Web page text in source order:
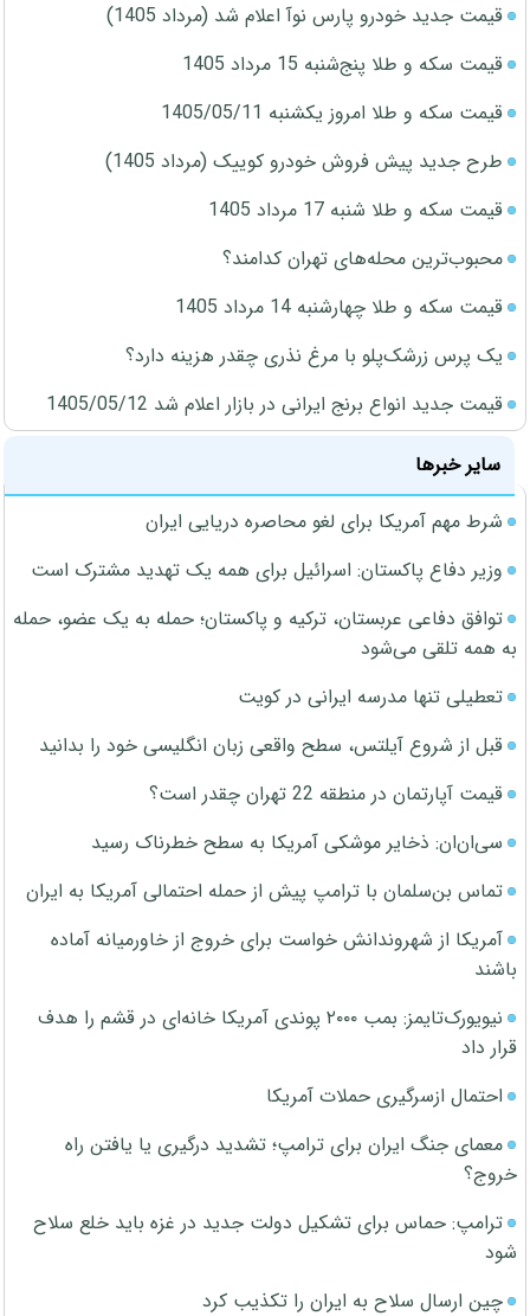
قیمت جدید خودرو پارس نوآ اعلام شد (مرداد 1405)
قیمت سکه و طلا پنج‌شنبه 15 مرداد 1405
قیمت سکه و طلا امروز یکشنبه 1405/05/11
طرح جدید پیش فروش خودرو کوییک (مرداد 1405)
قیمت سکه و طلا شنبه 17 مرداد 1405
محبوب‌ترین محله‌های تهران کدامند؟
قیمت سکه و طلا چهارشنبه 14 مرداد 1405
یک پرس زرشک‌پلو با مرغ نذری چقدر هزینه دارد؟
قیمت جدید انواع برنج ایرانی در بازار اعلام شد 1405/05/12
سایر خبرها
شرط مهم آمریکا برای لغو محاصره دریایی ایران
وزیر دفاع پاکستان: اسرائیل برای همه یک تهدید مشترک است
توافق دفاعی عربستان، ترکیه و پاکستان؛ حمله به یک عضو، حمله
به همه تلقی می‌شود
تعطیلی تنها مدرسه ایرانی در کویت
قبل از شروع آیلتس، سطح واقعی زبان انگلیسی خود را بدانید
قیمت آپارتمان در منطقه 22 تهران چقدر است؟
سی‌ان‌ان: ذخایر موشکی آمریکا به سطح خطرناک رسید
تماس بن‌سلمان با ترامپ پیش از حمله احتمالی آمریکا به ایران
آمریکا از شهروندانش خواست برای خروج از خاورمیانه آماده
باشند
نیویورک‌تایمز: بمب ۲۰۰۰ پوندی آمریکا خانه‌ای در قشم را هدف
قرار داد
احتمال ازسرگیری حملات آمریکا
معمای جنگ ایران برای ترامپ؛ تشدید درگیری یا یافتن راه
خروج؟
ترامپ: حماس برای تشکیل دولت جدید در غزه باید خلع سلاح
شود
چین ارسال سلاح به ایران را تکذیب کرد